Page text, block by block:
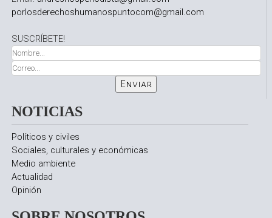
porlosderechoshumanospuntocom@gmail.com
SUSCRÍBETE!
NOTICIAS
Políticos y civiles
Sociales, culturales y económicas
Medio ambiente
Actualidad
Opinión